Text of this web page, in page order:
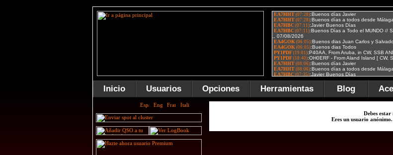
Inicio Usuarios Opciones Herramientas Blog
Debes
Eres un usuario